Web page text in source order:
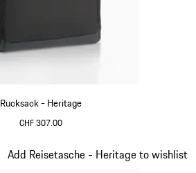
Rucksack - Heritage
CHF 307.00
Add Reisetasche - Heritage to wishlist